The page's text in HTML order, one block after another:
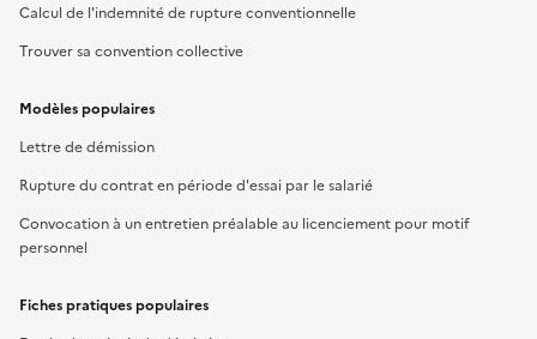
Calcul de l'indemnité de rupture conventionnelle
Trouver sa convention collective
Modèles populaires
Lettre de démission
Rupture du contrat en période d'essai par le salarié
Convocation à un entretien préalable au licenciement pour motif
personnel
Fiches pratiques populaires